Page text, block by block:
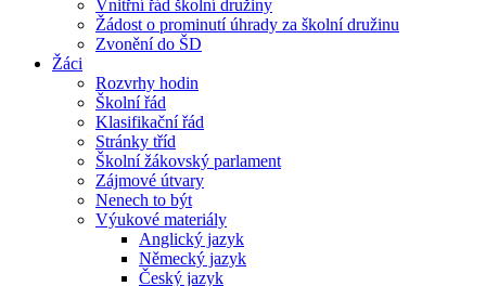
Vnitřní řád školní družiny
Žádost o prominutí úhrady za školní družinu
Zvonění do ŠD
Žáci
Rozvrhy hodin
Školní řád
Klasifikační řád
Stránky tříd
Školní žákovský parlament
Zájmové útvary
Nenech to být
Výukové materiály
Anglický jazyk
Německý jazyk
Český jazyk